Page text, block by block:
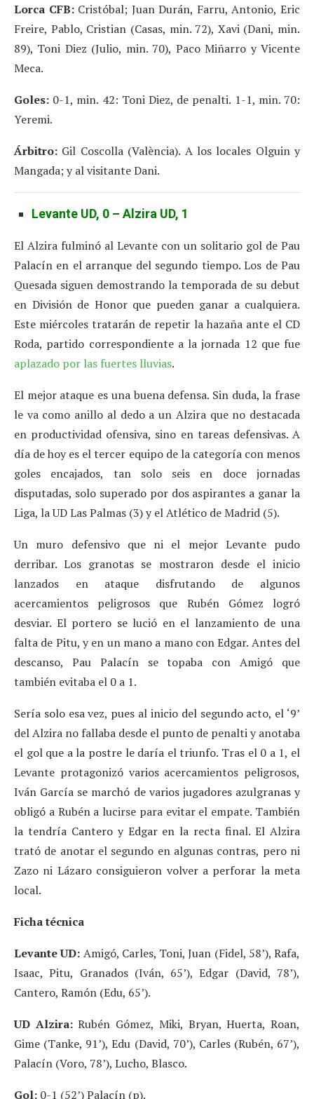
Lorca CFB:Cristóbal; Juan Durán, Farru, Antonio, Eric
Freire, Pablo, Cristian (Casas, min. 72), Xavi (Dani, min.
89), Toni Diez (Julio, min. 70), Paco Miñarro y Vicente
Meca.
Goles: 0-1, min. 42: Toni Diez, de penalti. 1-1, min. 70:
Yeremi.
Árbitro: Gil Coscolla (València). A los locales Olguin y
Mangada; y al visitante Dani.
Levante UD, 0 – Alzira UD, 1
El Alzira fulminó al Levante con un solitario gol de Pau
Palacín en el arranque del segundo tiempo. Los de Pau
Quesada siguen demostrando la temporada de su debut
en División de Honor que pueden ganar a cualquiera.
Este miércoles tratarán de repetir la hazaña ante el CD
Roda, partido correspondiente a la jornada 12 que fue
aplazado por las fuertes lluvias.
El mejor ataque es una buena defensa. Sin duda, la frase
le va como anillo al dedo a un Alzira que no destacada
en productividad ofensiva, sino en tareas defensivas. A
día de hoy es el tercer equipo de la categoría con menos
goles encajados, tan solo seis en doce jornadas
disputadas, solo superado por dos aspirantes a ganar la
Liga, la UD Las Palmas (3) y el Atlético de Madrid (5).
Un muro defensivo que ni el mejor Levante pudo
derribar. Los granotas se mostraron desde el inicio
lanzados en ataque disfrutando de algunos
acercamientos peligrosos que Rubén Gómez logró
desviar. El portero se lució en el lanzamiento de una
falta de Pitu, y en un mano a mano con Edgar. Antes del
descanso, Pau Palacín se topaba con Amigó que
también evitaba el 0 a 1.
Sería solo esa vez, pues al inicio del segundo acto, el ‘9’
del Alzira no fallaba desde el punto de penalti y anotaba
el gol que a la postre le daría el triunfo. Tras el 0 a 1, el
Levante protagonizó varios acercamientos peligrosos,
Iván García se marchó de varios jugadores azulgranas y
obligó a Rubén a lucirse para evitar el empate. También
la tendría Cantero y Edgar en la recta final. El Alzira
trató de anotar el segundo en algunas contras, pero ni
Zazo ni Lázaro consiguieron volver a perforar la meta
local.
Ficha técnica
Levante UD: Amigó, Carles, Toni, Juan (Fidel, 58’), Rafa,
Isaac, Pitu, Granados (Iván, 65’), Edgar (David, 78’),
Cantero, Ramón (Edu, 65’).
UD Alzira:Rubén Gómez, Miki, Bryan, Huerta, Roan,
Gime (Tanke, 91’), Edu (David, 70’), Carles (Rubén, 67’),
Palacín (Voro, 78’), Lucho, Blasco.
Gol: 0-1 (52’) Palacín (p).